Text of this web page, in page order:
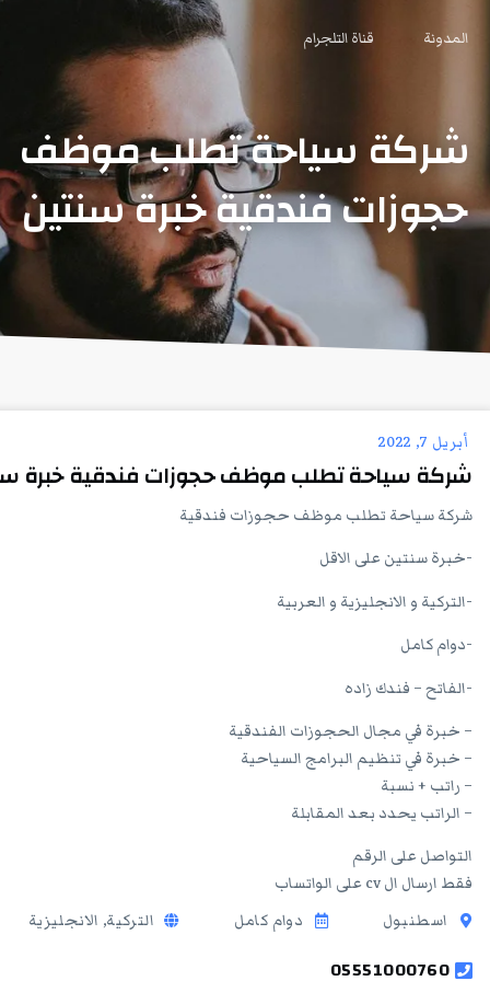
المدونة قناة التلجرام
شركة سياحة تطلب موظف
حجوزات فندقية خبرة سنتين
أبريل 7, 2022
شركة سياحة تطلب موظف حجوزات فندقية خبرة
شركة سياحة تطلب موظف حجوزات فندقية
-خبرة سنتين على الاقل
-التركية و الانجليزية و العربية
-دوام كامل
-الفاتح – فندك زاده
– خبرة في مجال الحجوزات الفندقية
– خبرة في تنظيم البرامج السياحية
– راتب + نسبة
– الراتب يحدد بعد المقابلة
التواصل على الرقم
فقط ارسال ال cv على الواتساب
اسطنبول
دوام كامل التركية, الانجليزية
05551000760